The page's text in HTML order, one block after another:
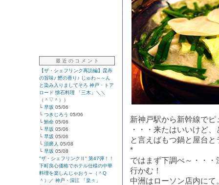
最 近 の コ メ ン ト
【ザ・シェフリンク再訪編】昆布
の旨味♪ 鰹の香り♪ じゅわ～～ん
と染み入りましてそろ 神戸・トア
ロード 懐石料理 「三木」＼＼
（＾▽＾））
└ 早坂 05/06
└ つきじろう 05/06
└ 鮪命 05/06
└ 早坂 05/06
└ 早坂 05/06
└ 須磨人 05/08
└ 早坂 05/08
"ザ・シェフリンクⅡ" 第47弾！！
下町良心価格でホテル仕様の中華
料理を楽しんじゃおう～（＾Q
＾）／ 神戸・深江 「皇々」
新神戸駅から新幹線で
・・・来たはいいけど
と言えばもつ鍋と屋台
*
ではまず下調べ～・・
行かむ！
中洲はローソン店内に